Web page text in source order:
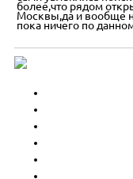
более,что рядом
Москвы,да и вообще
пока ничего по